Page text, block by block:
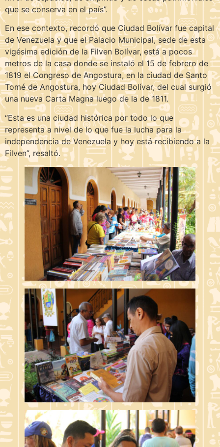
que se conserva en el país”.
En ese contexto, recordó que Ciudad Bolívar fue capital
de Venezuela y que el Palacio Municipal, sede de esta
vigésima edición de la Filven Bolívar, está a pocos
metros de la casa donde se instaló el 15 de febrero de
1819 el Congreso de Angostura, en la ciudad de Santo
Tomé de Angostura, hoy Ciudad Bolívar, del cual surgió
una nueva Carta Magna luego de la de 1811.
“Esta es una ciudad histórica por todo lo que
representa a nivel de lo que fue la lucha para la
independencia de Venezuela y hoy está recibiendo a la
Filven”, resaltó.